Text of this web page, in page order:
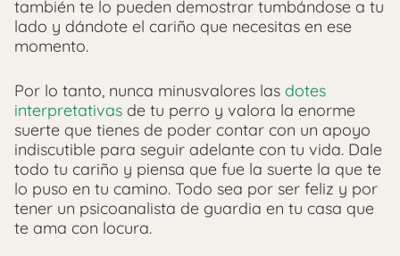
también te lo pueden demostrar tumbándose a tu
lado y dándote el cariño que necesitas en ese
momento.
Por lo tanto, nunca minusvalores las dotes
interpretativas de tu perro y valora la enorme
suerte que tienes de poder contar con un apoyo
indiscutible para seguir adelante con tu vida. Dale
todo tu cariño y piensa que fue la suerte la que te
lo puso en tu camino. Todo sea por ser feliz y por
tener un psicoanalista de guardia en tu casa que
te ama con locura.